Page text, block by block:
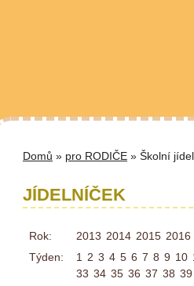
Domů » pro RODIČE » Školní
JÍDELNÍČEK
Rok: 2013 2014 2015 2016
Týden:
1 2 3 4 5 6 7 8 9 10
33 34 35 36 37 38 39